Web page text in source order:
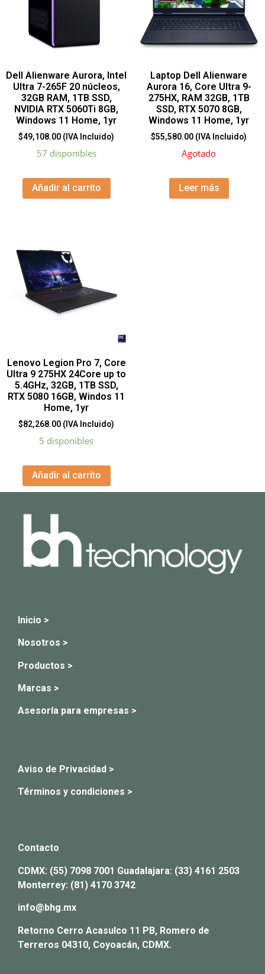
Dell Alienware Aurora, Intel
Ultra 7-265F 20 núcleos,
32GB RAM, 1TB SSD,
NVIDIA RTX 5060Ti 8GB,
Windows 11 Home, 1yr
$49,108.00 (IVA Incluido)
57 disponibles
Añadir al carrito
Laptop Dell Alienware
Aurora 16, Core Ultra 9-
275HX, RAM 32GB, 1TB
SSD, RTX 5070 8GB,
Windows 11 Home, 1yr
$55,580.00 (IVA Incluido)
Agotado
Leer más
Lenovo Legion Pro 7, Core
Ultra 9 275HX 24Core up to
5.4GHz, 32GB, 1TB SSD,
RTX 5080 16GB, Windos 11
Home, 1yr
$82,268.00 (IVA Incluido)
5 disponibles
Añadir al carrito
Inicio >
Nosotros >
Productos >
Marcas >
Asesoría para empresas >
Aviso de Privacidad >
Términos y condiciones >
Contacto
CDMX: (55) 7098 7001 Guadalajara: (33) 4161 2503
Monterrey: (81) 4170 3742
info@bhg.mx
Retorno Cerro Acasulco 11 PB, Romero de
Terreros 04310, Coyoacán, CDMX.